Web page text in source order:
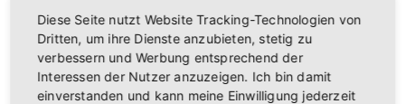
Brigitte Jünger – Honig
Diese Seite nutzt Website Tracking-Technologien von
Dritten, um ihre Dienste anzubieten, stetig zu
verbessern und Werbung entsprechend der
Interessen der Nutzer anzuzeigen. Ich bin damit
einverstanden und kann meine Einwilligung jederzeit